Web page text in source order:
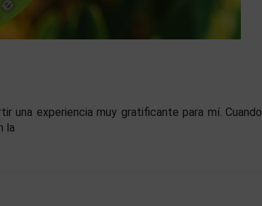
una experiencia muy gratificante para mí. Cuando
la